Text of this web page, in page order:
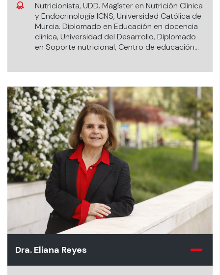
Nutricionista, UDD. Magíster en Nutrición Clínica
y Endocrinología ICNS, Universidad Católica de
Murcia. Diplomado en Educación en docencia
clínica, Universidad del Desarrollo, Diplomado
en Soporte nutricional, Centro de educación
Dra. Eliana Reyes